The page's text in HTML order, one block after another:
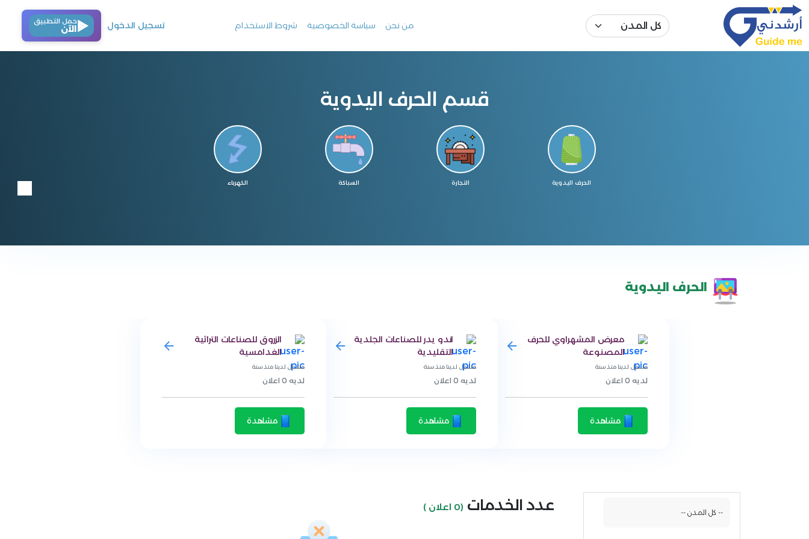
من نحن سياسة الخصوصية شروط الاستخدام تسجيل الدخول حمل التطبيق
الآن
قسم الحرف اليدوية
الحرف اليدوية النجارة السباكة الكهرباء
الحرف اليدوية
معرض المشهراوي للحرف
المصنوعة
مسجل لدينا منذ سنة
لديه 0 اعلان
مشاهدة
اندو يدر للصناعات الجلدية
التقليدية
مسجل لدينا منذ سنة
لديه 0 اعلان
مشاهدة
الزروق للصناعات التراثية
الغدامسية
مسجل لدينا منذ سنة
لديه 0 اعلان
مشاهدة
عدد الخدمات (0 اعلان )